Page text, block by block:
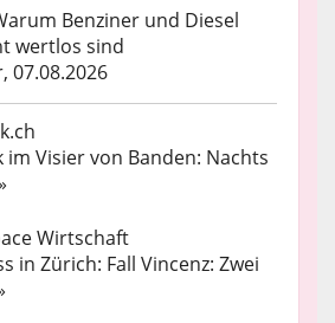
Benziner und Diesel
wertlos sind
07.08.2026
Visier von Banden: Nachts
in Zürich: Fall Vincenz: Zwei